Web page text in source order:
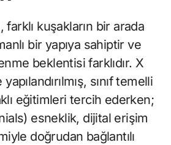
kuşakların bir arada
bir yapıya sahiptir ve
beklentisi farklıdır. X
sınıf temelli
eğitimleri tercih ederken;
esneklik, dijital erişim
doğrudan bağlantılı